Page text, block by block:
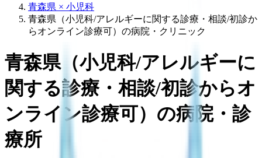
青森県 × 小児科
青森県（小児科/アレルギーに関する診療・相談/初診か
らオンライン診療可）の病院・クリニック
青森県（小児科/アレルギーに
関する診療・相談/初診からオ
ンライン診療可） の病院・診
療所